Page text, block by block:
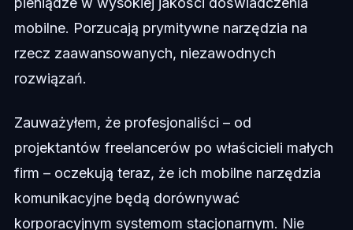
mobilne. Porzucają prymitywne narzędzia na
rzecz zaawansowanych, niezawodnych
rozwiązań.
Zauważyłem, że profesjonaliści – od
projektantów freelancerów po właścicieli małych
firm – oczekują teraz, że ich mobilne narzędzia
komunikacyjne będą dorównywać
korporacyjnym systemom stacjonarnym. Nie